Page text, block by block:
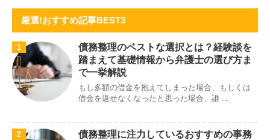
厳選!おすすめ記事BEST3
1
債務整理のベストな選択とは？経験談を
踏まえて基礎情報から弁護士の選び方ま
で一挙解説
もし多額の借金を抱えてしまった場合、もしくは
借金を返せなくなったと思った場合、誰 ...
2
債務整理に注力しているおすすめの事務